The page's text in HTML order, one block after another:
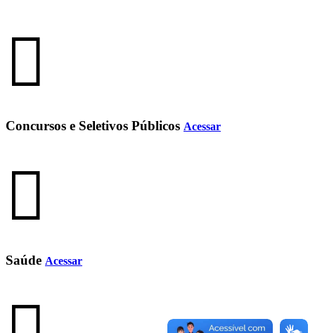
Concursos e Seletivos Públicos Acessar
Saúde Acessar